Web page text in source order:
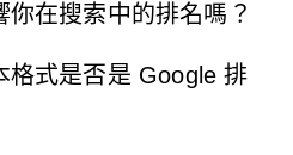
在搜索中的排名嗎？
格式是否是 Google 排